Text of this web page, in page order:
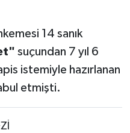
14 sanık
suçundan 7 yıl 6
istemiyle hazırlanan
etmişti.